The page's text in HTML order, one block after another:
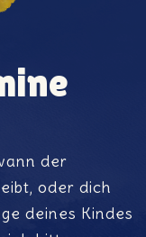
der
oder dich
deines Kindes